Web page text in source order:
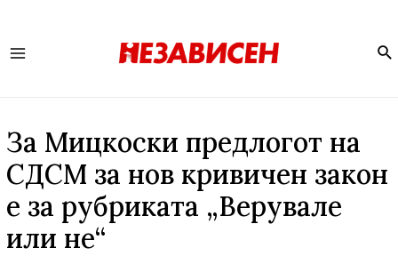
За Мицкоски предлогот на
СДСМ за нов кривичен закон
е за рубриката „Верувале
или не“